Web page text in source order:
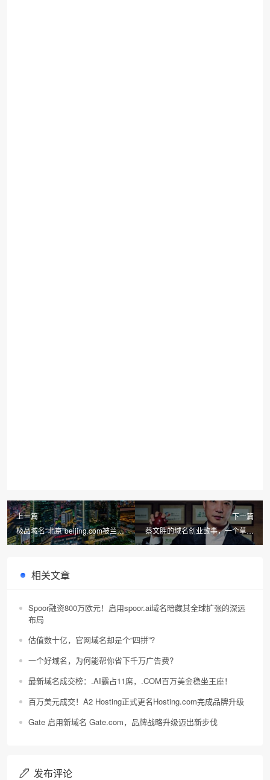
上一篇
极品域名“北京”beijing.com被兰雄
传媒启用!
下一篇
蔡文胜的域名创业故事，一个草根
的逆袭！
相关文章
Spoor融资800万欧元！启用spoor.ai域名暗藏其全球扩张的深远
布局
估值数十亿，官网域名却是个“四拼”?
一个好域名，为何能帮你省下千万广告费?
最新域名成交榜：.AI霸占11席，.COM百万美金稳坐王座！
百万美元成交！A2 Hosting正式更名Hosting.com完成品牌升级
Gate 启用新域名 Gate.com，品牌战略升级迈出新步伐
发布评论